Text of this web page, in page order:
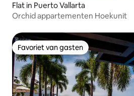
Flat in Puerto Vallarta
Orchid appartementen Hoekunit
Favoriet van gasten
Favoriet van gasten